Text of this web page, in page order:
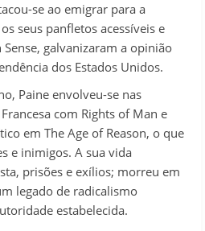
se ao emigrar para a
seus panfletos acessíveis e
galvanizaram a opinião
dos Estados Unidos.
Paine envolveu-se nas
com Rights of Man e
em The Age of Reason, o que
e inimigos. A sua vida
prisões e exílios; morreu em
legado de radicalismo
estabelecida.